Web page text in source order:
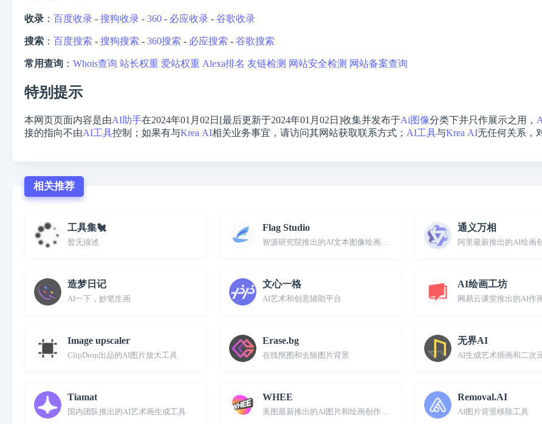
收录 ： 百度收录 - 搜狗收录 - 360 - 必应收录 - 谷歌收录
搜索 ： 百度搜索 - 搜狗搜索 - 360搜索 - 必应搜索 - 谷歌搜索
常用查询 ： Whois查询 站长权重 爱站权重 Alexa排名 友链检测 网站安全检测 网站备案查询
特别提示
本网页页面内容是由AI助手在2024年01月02日[最后更新于2024年01月02日]收集并发布于Ai图像分类下并只作展示之用，
接的指向不由AI工具控制；如果有与Krea AI相关业务事宜，请访问其网站获取联系方式； AI工具与Krea AI无任何关系，
相关推荐
工具集🐔
暂无描述
Flag Studio
智源研究院推出的AI文本图像绘画生成工具
通义万相
阿里最新推出的AI绘画
造梦日记
AI一下，妙笔生画
文心一格
AI艺术和创意辅助平台
AI绘画工坊
网易云课堂推出的AI作
Image upscaler
ClipDrop出品的AI图片放大工具
Erase.bg
在线抠图和去除图片背景
无界AI
AI生成艺术插画和二次
Tiamat
国内团队推出的AI艺术画生成工具
WHEE
美图最新推出的AI图片和绘画创作生成平台
Removal.AI
AI图片背景移除工具